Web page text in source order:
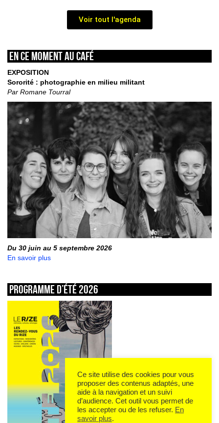
Voir tout l'agenda
En ce moment au café
EXPOSITION
Sororité : photographie en milieu militant
Par Romane Tourral
Du 30 juin au 5 septembre 2026
En savoir plus
Programme d’été 2026
Ce site utilise des cookies pour vous
proposer des contenus adaptés, une
aide à la navigation et un suivi
d’audience. Cet outil vous permet de
les accepter ou de les refuser. En
savoir plus.